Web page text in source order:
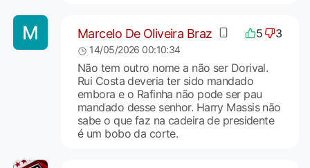
Marcelo De Oliveira Braz 5 3
14/05/2026 00:10:34
Não tem outro nome a não ser Dorival.
Rui Costa deveria ter sido mandado
embora e o Rafinha não pode ser pau
mandado desse senhor. Harry Massis não
sabe o que faz na cadeira de presidente
é um bobo da corte.